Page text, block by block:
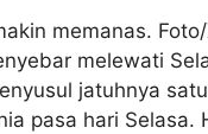
memanas.
melewati
jatuhnya
pasa hari